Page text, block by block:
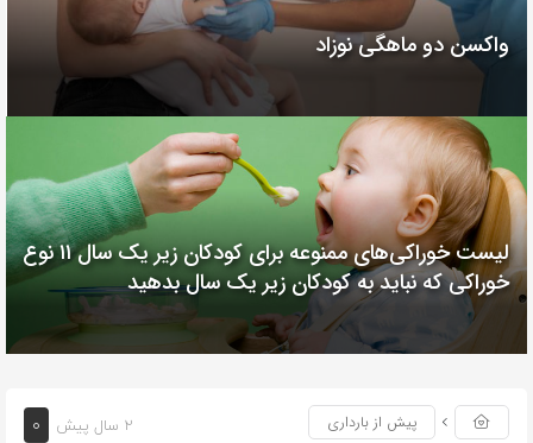
واکسن دو ماهگی نوزاد
لیست خوراکی‌های ممنوعه برای کودکان زیر یک سال ۱۱ نوع
خوراکی که نباید به کودکان زیر یک سال بدهید
2 سال پیش ۰ پیش از بارداری